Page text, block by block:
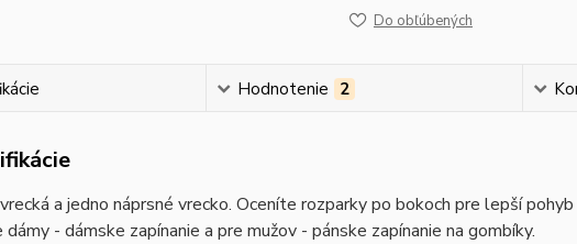
Do obľúbených
Hodnotenie 2
a jedno náprsné vrecko. Oceníte rozparky po bokoch pre lepší
- dámske zapínanie a pre mužov - pánske zapínanie na gombíky.